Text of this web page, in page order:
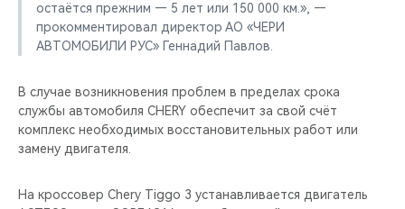
остаётся прежним — 5 лет или 150 000 км.», —
прокомментировал директор АО «ЧЕРИ
АВТОМОБИЛИ РУС» Геннадий Павлов.
В случае возникновения проблем в пределах срока
службы автомобиля CHERY обеспечит за свой счёт
комплекс необходимых восстановительных работ или
замену двигателя.
На кроссовер Chery Tiggo 3 устанавливается двигатель